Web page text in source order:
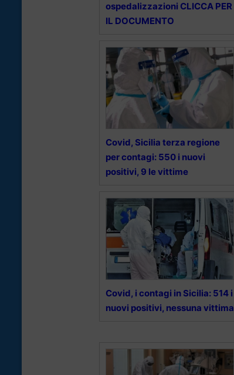
ospedalizzazioni CLICCA PER
IL DOCUMENTO
Covid, Sicilia terza regione
per contagi: 550 i nuovi
positivi, 9 le vittime
Covid, i contagi in Sicilia: 514 i
nuovi positivi, nessuna vittima